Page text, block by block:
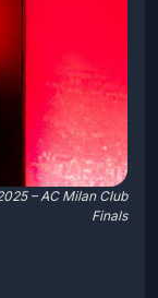
– AC Milan Club
Finals